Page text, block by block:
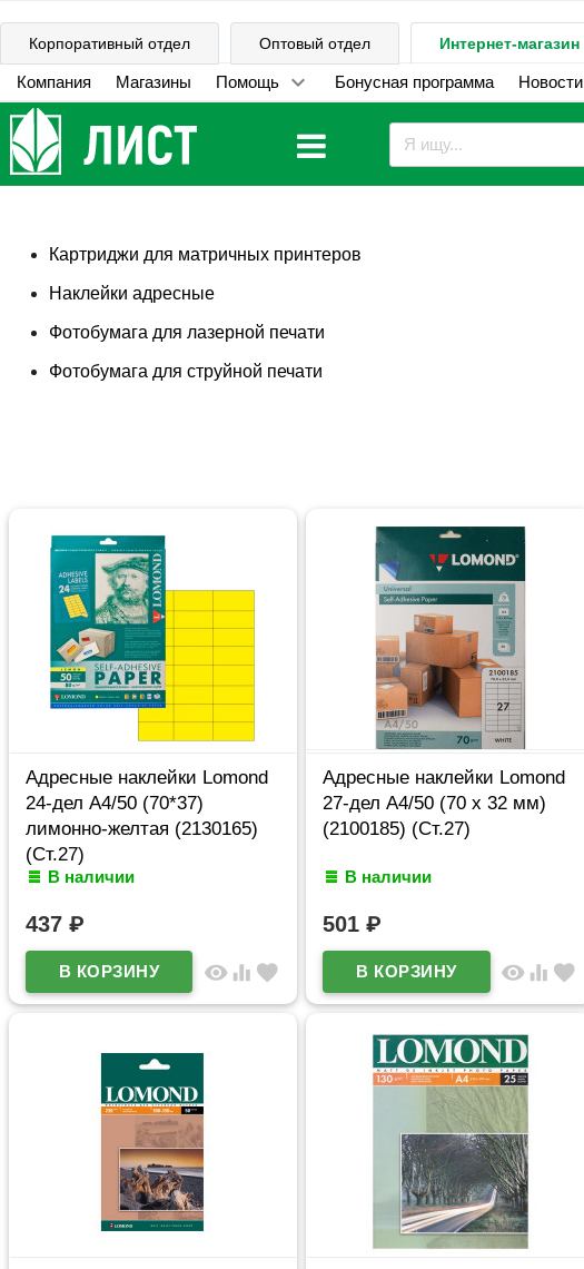
Корпоративный отдел Оптовый отдел Интернет-магазин
Компания Магазины Помощь Бонусная программа Новости
Картриджи для матричных принтеров
Наклейки адресные
Фотобумага для лазерной печати
Фотобумага для струйной печати
Адресные наклейки Lomond
24-дел A4/50 (70*37)
лимонно-желтая (2130165)
(Ст.27)
В наличии
437 ₽
visibility equalizer favorite
Адресные наклейки Lomond
27-дел A4/50 (70 x 32 мм)
(2100185) (Ст.27)
В наличии
501₽
visibility equalizer favorite